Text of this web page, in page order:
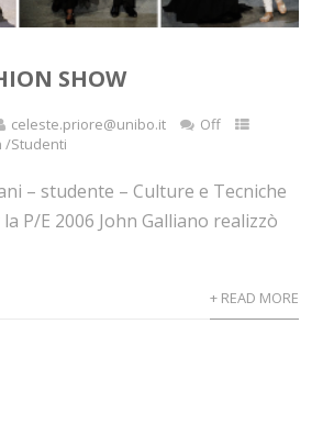
SHOW
celeste.priore@unibo.it
Off
/Studenti
– studente – Culture e Tecniche
P/E 2006 John Galliano realizzò
+ READ MORE